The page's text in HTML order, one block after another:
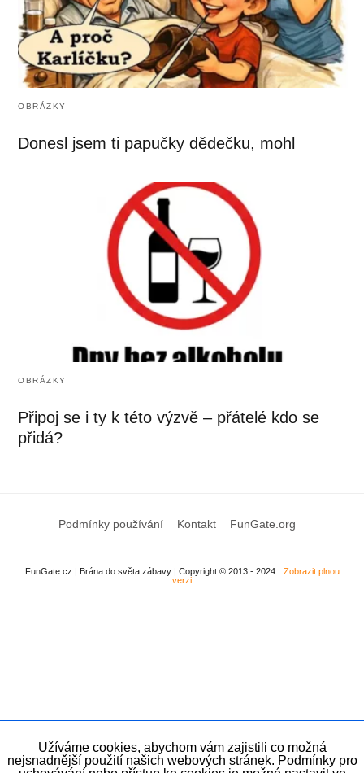
OBRÁZKY
Donesl jsem ti papučky dědečku, mohl
OBRÁZKY
Připoj se i ty k této výzvě – přátelé kdo se
přidá?
Podmínky používání Kontakt FunGate.org
FunGate.cz | Brána do světa zábavy | Copyright © 2013 - 2024
Zobrazit plnou
verzi
Užíváme cookies, abychom vám zajistili co možná
nejsnadnější použití našich webových stránek. Podmínky pro